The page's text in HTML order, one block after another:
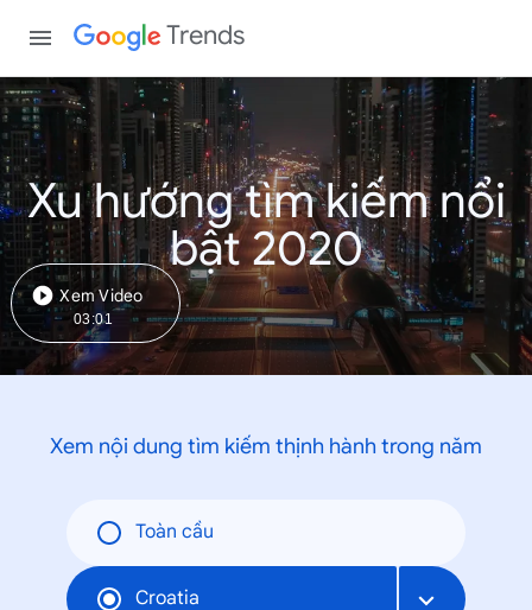
Trends
Xu hướng tìm kiếm nổi
bật 2020
Xem Video
03:01
Xem nội dung tìm kiếm thịnh hành trong năm
Toàn cầu
Croatia